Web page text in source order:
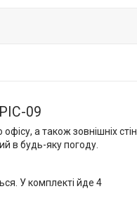
09
а також зовнішніх стін
в будь-яку погоду.
У комплекті йде 4